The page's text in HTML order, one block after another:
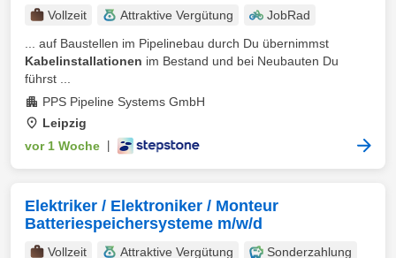
Vollzeit Attraktive Vergütung
JobRad
... auf Baustellen im Pipelinebau durch Du übernimmst
Kabelinstallationen im Bestand und bei Neubauten Du
führst ...
PPS Pipeline Systems GmbH
Leipzig
vor 1 Woche
Elektriker / Elektroniker / Monteur
Batteriespeichersysteme m/w/d
Vollzeit Attraktive Vergütung
Sonderzahlung